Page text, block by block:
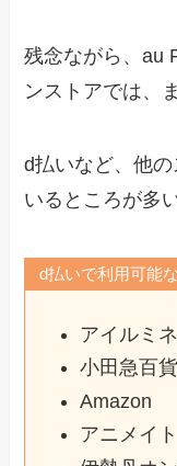
残念ながら、au
ンストアでは、
d払いなど、他
いるところが多
d払いで利用可能
アイルミネ
小田急百
Amazon
アニメイト